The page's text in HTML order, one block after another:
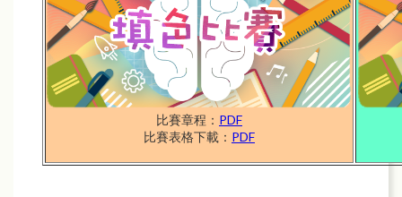
比賽章程： PDF
比賽表格下載： PDF